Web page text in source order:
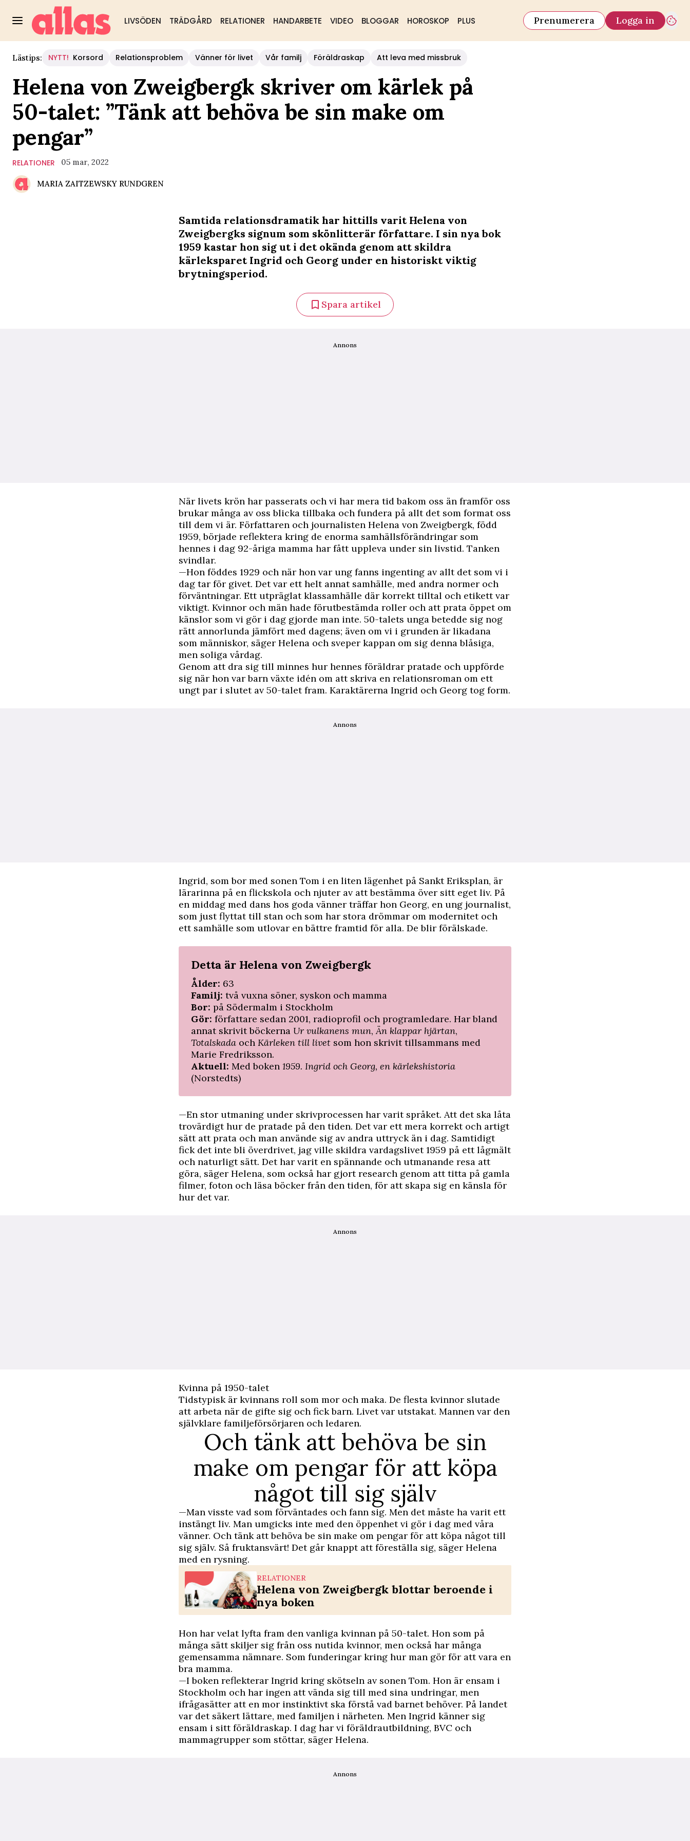
LIVSÖDEN TRÄDGÅRD RELATIONER HANDARBETE VIDEO BLOGGAR HOROSKOP PLUS Prenumerera Logga in
Lästips: NYTT! Korsord Relationsproblem Vänner för livet Vår familj Föräldraskap Att leva med missbruk
Helena von Zweigbergk skriver om kärlek på
50-talet: ”Tänk att behöva be sin make om
pengar”
RELATIONER 05 mar, 2022
MARIA ZAITZEWSKY RUNDGREN
Samtida relationsdramatik har hittills varit Helena von
Zweigbergks signum som skönlitterär författare. I sin nya bok
1959 kastar hon sig ut i det okända genom att skildra
kärleksparet Ingrid och Georg under en historiskt viktig
brytningsperiod.
Spara artikel
Annons
När livets krön har passerats och vi har mera tid bakom oss än framför oss
brukar många av oss blicka tillbaka och fundera på allt det som format oss
till dem vi är. Författaren och journalisten Helena von Zweigbergk, född
1959, började reflektera kring de enorma samhällsförändringar som
hennes i dag 92-åriga mamma har fått uppleva under sin livstid. Tanken
svindlar.
—Hon föddes 1929 och när hon var ung fanns ingenting av allt det som vi i
dag tar för givet. Det var ett helt annat samhälle, med andra normer och
förväntningar. Ett utpräglat klassamhälle där korrekt tilltal och etikett var
viktigt. Kvinnor och män hade förutbestämda roller och att prata öppet om
känslor som vi gör i dag gjorde man inte. 50-talets unga betedde sig nog
rätt annorlunda jämfört med dagens; även om vi i grunden är likadana
som människor, säger Helena och sveper kappan om sig denna blåsiga,
men soliga vårdag.
Genom att dra sig till minnes hur hennes föräldrar pratade och uppförde
sig när hon var barn växte idén om att skriva en relationsroman om ett
ungt par i slutet av 50-talet fram. Karaktärerna Ingrid och Georg tog form.
Annons
Ingrid, som bor med sonen Tom i en liten lägenhet på Sankt Eriksplan, är
lärarinna på en flickskola och njuter av att bestämma över sitt eget liv. På
en middag med dans hos goda vänner träffar hon Georg, en ung journalist,
som just flyttat till stan och som har stora drömmar om modernitet och
ett samhälle som utlovar en bättre framtid för alla. De blir förälskade.
Detta är Helena von Zweigbergk
Ålder: 63
Familj: två vuxna söner, syskon och mamma
Bor: på Södermalm i Stockholm
Gör: författare sedan 2001, radioprofil och programledare. Har bland
annat skrivit böckerna Ur vulkanens mun,Än klappar hjärtan,
Totalskada och Kärleken till livet som hon skrivit tillsammans med
Marie Fredriksson.
Aktuell: Med boken 1959. Ingrid och Georg, en kärlekshistoria
(Norstedts)
—En stor utmaning under skrivprocessen har varit språket. Att det ska låta
trovärdigt hur de pratade på den tiden. Det var ett mera korrekt och artigt
sätt att prata och man använde sig av andra uttryck än i dag. Samtidigt
fick det inte bli överdrivet, jag ville skildra vardagslivet 1959 på ett lågmält
och naturligt sätt. Det har varit en spännande och utmanande resa att
göra, säger Helena, som också har gjort research genom att titta på gamla
filmer, foton och läsa böcker från den tiden, för att skapa sig en känsla för
hur det var.
Annons
Kvinna på 1950-talet
Tidstypisk är kvinnans roll som mor och maka. De flesta kvinnor slutade
att arbeta när de gifte sig och fick barn. Livet var utstakat. Mannen var den
självklare familjeförsörjaren och ledaren.
Och tänk att behöva be sin
make om pengar för att köpa
något till sig själv
—Man visste vad som förväntades och fann sig. Men det måste ha varit ett
instängt liv. Man umgicks inte med den öppenhet vi gör i dag med våra
vänner. Och tänk att behöva be sin make om pengar för att köpa något till
sig själv. Så fruktansvärt! Det går knappt att föreställa sig, säger Helena
med en rysning.
RELATIONER
Helena von Zweigbergk blottar beroende i
nya boken
Hon har velat lyfta fram den vanliga kvinnan på 50-talet. Hon som på
många sätt skiljer sig från oss nutida kvinnor, men också har många
gemensamma nämnare. Som funderingar kring hur man gör för att vara en
bra mamma.
—I boken reflekterar Ingrid kring skötseln av sonen Tom. Hon är ensam i
Stockholm och har ingen att vända sig till med sina undringar, men
ifrågasätter att en mor instinktivt ska förstå vad barnet behöver. På landet
var det säkert lättare, med familjen i närheten. Men Ingrid känner sig
ensam i sitt föräldraskap. I dag har vi föräldrautbildning, BVC och
mammagrupper som stöttar, säger Helena.
Annons